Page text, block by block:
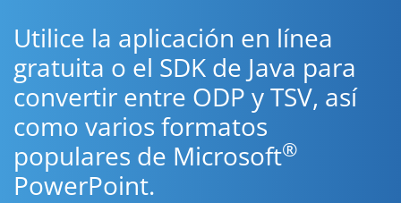
Utilice la aplicación en línea
gratuita o el SDK de Java para
convertir entre ODP y TSV, así
como varios formatos
populares de Microsoft®
PowerPoint.